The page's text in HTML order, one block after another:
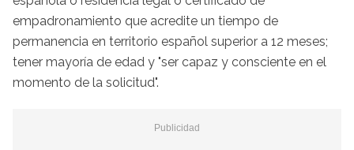
empadronamiento que acredite un tiempo de
permanencia en territorio español superior a 12 meses;
tener mayoría de edad y "ser capaz y consciente en el
momento de la solicitud".